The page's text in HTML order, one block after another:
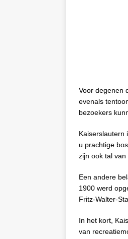
Voor degenen
evenals
bezoekers
Kaiserslautern
u prachtige
zijn ook tal
Een andere
1900 werd
Fritz-Walter-
In het kort,
van